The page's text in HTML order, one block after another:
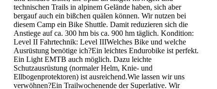
technischen Trails in alpinem Gelände haben, sich aber
bergauf auch ein bißchen quälen können. Wir nutzen bei
diesem Camp ein Bike Shuttle. Damit reduzieren sich die
Anstiege auf ca. 300 hm bis ca. 900 hm täglich. Kondition:
Level II Fahrtechnik: Level IIIWelches Bike und welche
Ausrüstung benötige ich?Ein leichtes Endurobike ist perfekt.
Ein Light EMTB auch möglich. Dazu leichte
Schutzausrüstung (normaler Helm, Knie- und
Ellbogenprotektoren) ist ausreichend.Wie lassen wir uns
verwöhnen?Ein Trailwochenende der Superlative. Wir